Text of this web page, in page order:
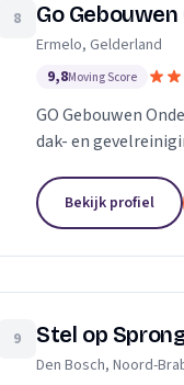
8 Go
Ermelo, Gelderland
9,8Moving Score
GO Gebouwen
dak- en
Bekijk profiel
9 Stel op
Den Bosch, Noord-